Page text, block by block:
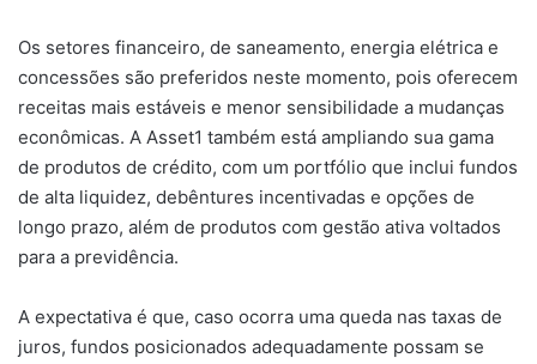
Os setores financeiro, de saneamento, energia elétrica e
concessões são preferidos neste momento, pois oferecem
receitas mais estáveis e menor sensibilidade a mudanças
econômicas. A Asset1 também está ampliando sua gama
de produtos de crédito, com um portfólio que inclui fundos
de alta liquidez, debêntures incentivadas e opções de
longo prazo, além de produtos com gestão ativa voltados
para a previdência.
A expectativa é que, caso ocorra uma queda nas taxas de
juros, fundos posicionados adequadamente possam se